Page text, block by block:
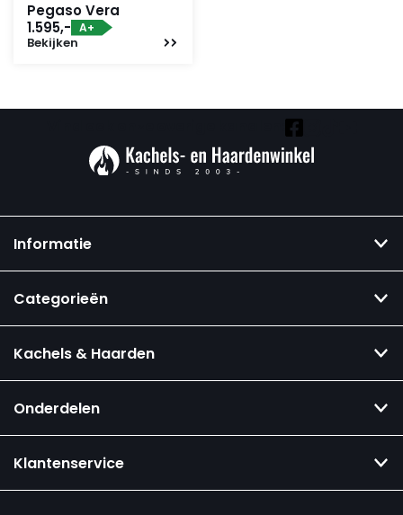
Pegaso Vera
1.595,- A+
Bekijken
Informatie
Categorieën
Kachels & Haarden
Onderdelen
Klantenservice